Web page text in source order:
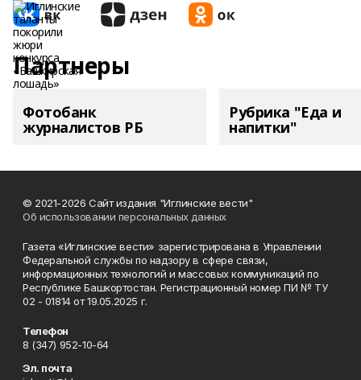
Партнеры
Фотобанк
журналистов РБ
Рубрика "Еда и
напитки"
© 2021-2026 Сайт издания "Иглинские вести"
Об использовании персональных данных
Газета «Иглинские вести» зарегистрирована в Управлении
Федеральной службы по надзору в сфере связи,
информационных технологий и массовых коммуникаций по
Республике Башкортостан. Регистрационный номер ПИ № ТУ
02 - 01814 от 19.05.2025 г.
Телефон
8 (347) 952-10-64
Эл. почта